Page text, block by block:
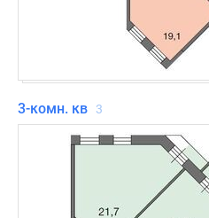
3-комн. кв 3